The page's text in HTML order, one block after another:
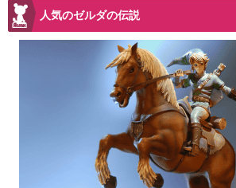
人気のゼルダの伝説